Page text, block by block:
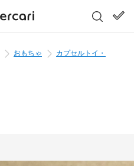
おもちゃ
カプセルトイ・